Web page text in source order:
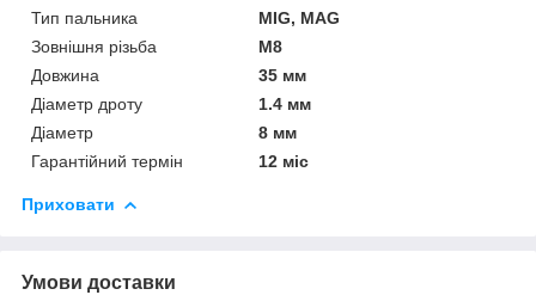
Тип пальника
MIG, MAG
Зовнішня різьба
M8
Довжина
35 мм
Діаметр дроту
1.4 мм
Діаметр
8 мм
Гарантійний термін
12 міс
Приховати
Умови доставки